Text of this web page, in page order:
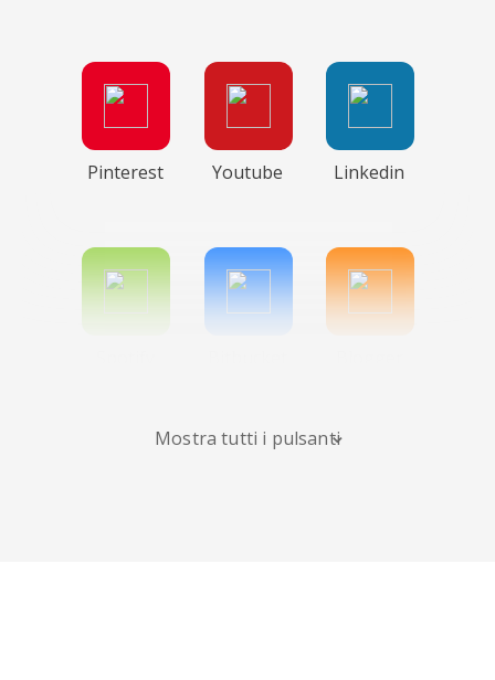
Pinterest Youtube Linkedin
Mostra tutti i pulsanti